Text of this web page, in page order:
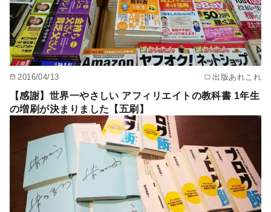
2016/04/13 出版あれこれ
【感謝】世界一やさしい アフィリエイトの教科書 1年生
の増刷が決まりました【五刷】